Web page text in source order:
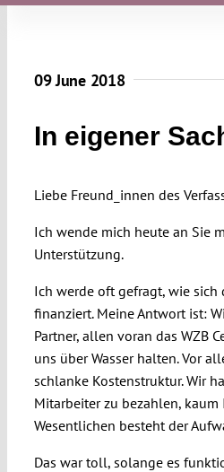
09 June 2018
In eigener
Liebe Freund_innen des
Ich wende mich heute an Sie
Unterstützung.
Ich werde oft gefragt, wie
finanziert. Meine Antwort ist:
Partner, allen voran das WZB
uns über Wasser halten. Vor
schlanke Kostenstruktur. Wir
Mitarbeiter zu bezahlen,
Wesentlichen besteht der
Das war toll, solange es